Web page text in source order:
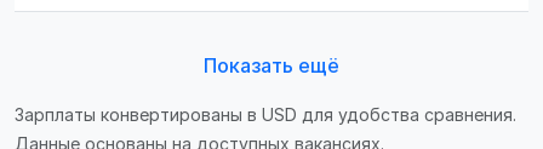
Показать ещё
Зарплаты конвертированы в USD для удобства сравнения.
Данные основаны на доступных вакансиях.